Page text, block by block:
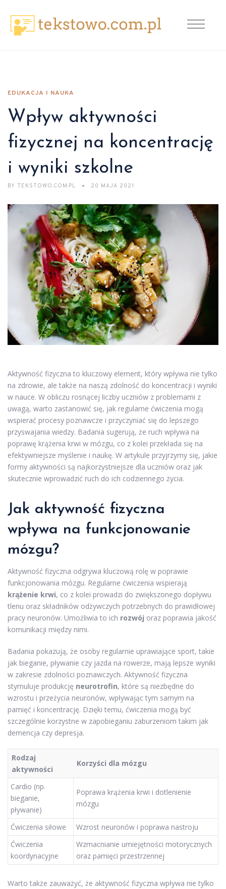
EDUKACJA I NAUKA
Wpływ aktywności
fizycznej na koncentrację
i wyniki szkolne
BY TEKSTOWO.COM.PL 20 MAJA 2021
Aktywność fizyczna to kluczowy element, który wpływa nie tylko
na zdrowie, ale także na naszą zdolność do koncentracji i wyniki
w nauce. W obliczu rosnącej liczby uczniów z problemami z
uwagą, warto zastanowić się, jak regularne ćwiczenia mogą
wspierać procesy poznawcze i przyczyniać się do lepszego
przyswajania wiedzy. Badania sugerują, że ruch wpływa na
poprawę krążenia krwi w mózgu, co z kolei przekłada się na
efektywniejsze myślenie i naukę. W artykule przyjrzymy się, jakie
formy aktywności są najkorzystniejsze dla uczniów oraz jak
skutecznie wprowadzić ruch do ich codziennego życia.
Jak aktywność fizyczna
wpływa na funkcjonowanie
mózgu?
Aktywność fizyczna odgrywa kluczową rolę w poprawie
funkcjonowania mózgu. Regularne ćwiczenia wspierają
krążenie krwi, co z kolei prowadzi do zwiększonego dopływu
tlenu oraz składników odżywczych potrzebnych do prawidłowej
pracy neuronów. Umożliwia to ich rozwój oraz poprawia jakość
komunikacji między nimi.
Badania pokazują, że osoby regularnie uprawiające sport, takie
jak bieganie, pływanie czy jazda na rowerze, mają lepsze wyniki
w zakresie zdolności poznawczych. Aktywność fizyczna
stymuluje produkcję neurotrofin, które są niezbędne do
wzrostu i przeżycia neuronów, wpływając tym samym na
pamięć i koncentrację. Dzięki temu, ćwiczenia mogą być
szczególnie korzystne w zapobieganiu zaburzeniom takim jak
demencja czy depresja.
Rodzaj
aktywności
Korzyści dla mózgu
Cardio (np.
bieganie,
pływanie)
Poprawa krążenia krwi i dotlenienie
mózgu
Ćwiczenia siłowe
Wzrost neuronów i poprawa nastroju
Ćwiczenia
koordynacyjne
Wzmacnianie umiejętności motorycznych
oraz pamięci przestrzennej
Warto także zauważyć, że aktywność fizyczna wpływa nie tylko